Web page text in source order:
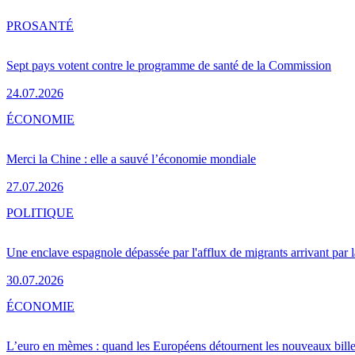
Sept pays votent contre le programme de santé de la Commission
24.07.2026
PROSANTÉ
Merci la Chine : elle a sauvé l’économie mondiale
27.07.2026
ÉCONOMIE
Une enclave espagnole dépassée par l'afflux de migrants arrivant par
30.07.2026
POLITIQUE
L’euro en mèmes : quand les Européens détournent les nouveaux
ÉCONOMIE